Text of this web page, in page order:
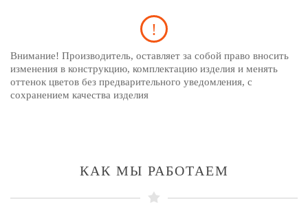
Внимание! Производитель, оставляет за собой право вносить
изменения в конструкцию, комплектацию изделия и менять
оттенок цветов без предварительного уведомления, с
сохранением качества изделия
КАК МЫ РАБОТАЕМ